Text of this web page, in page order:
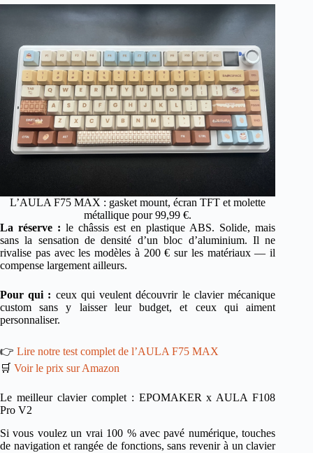
L’AULA F75 MAX : gasket mount, écran TFT et molette
métallique pour 99,99 €.
La réserve : le châssis est en plastique ABS. Solide, mais
sans la sensation de densité d’un bloc d’aluminium. Il ne
rivalise pas avec les modèles à 200 € sur les matériaux — il
compense largement ailleurs.
Pour qui : ceux qui veulent découvrir le clavier mécanique
custom sans y laisser leur budget, et ceux qui aiment
personnaliser.
👉 Lire notre test complet de l’AULA F75 MAX
🛒 Voir le prix sur Amazon
Le meilleur clavier complet : EPOMAKER x AULA F108
Pro V2
Si vous voulez un vrai 100 % avec pavé numérique, touches
de navigation et rangée de fonctions, sans revenir à un clavier